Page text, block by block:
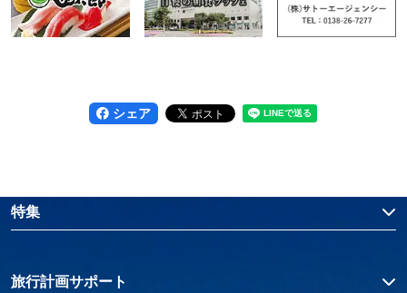
シェア
特集
旅行計画サポート